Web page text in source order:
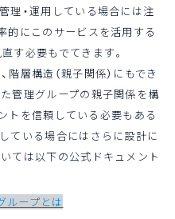
理・運用している場合には注
的にこのサービスを活用する
す必要もでてきます。
層構造（親子関係）にもでき
管理グループの親子関係を構
トを信頼している必要もある
ている場合にはさらに設計に
ては以下の公式ドキュメント
ループとは